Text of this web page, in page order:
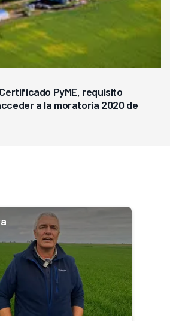
PyME, requisito
a la moratoria 2020 de